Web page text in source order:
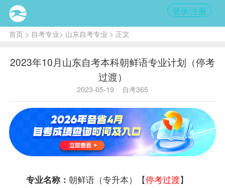
登录/注册
首页> 自考专业> 山东自考专业 > 正文
2023年10月山东自考本科朝鲜语专业计划（停考
过渡）
2023-05-19 自考365
专业名称： 朝鲜语（专升本）【停考过渡】